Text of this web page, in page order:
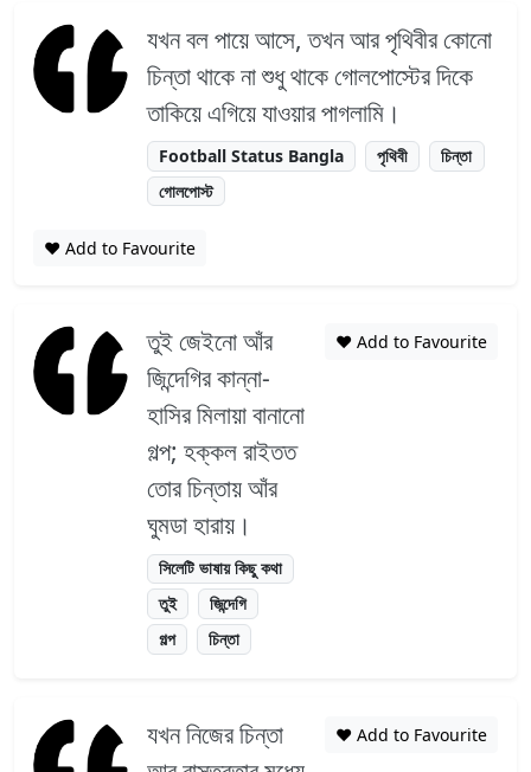
যখন বল পায়ে আসে, তখন আর পৃথিবীর কোনো
চিন্তা থাকে না শুধু থাকে গোলপোস্টের দিকে
তাকিয়ে এগিয়ে যাওয়ার পাগলামি।
Football Status Bangla পৃথিবী
চিন্তা
গোলপোস্ট
❤️ Add to Favourite
তুই জেইনো আঁর
জিন্দেগির কান্না-
হাসির মিলায়া বানানো
গল্প; হক্কল রাইতত
তোর চিন্তায় আঁর
ঘুমডা হারায়।
সিলেটি ভাষায় কিছু কথা
তুই
জিন্দেগি
গল্প
চিন্তা
❤️ Add to Favourite
যখন নিজের চিন্তা
❤️ Add to Favourite